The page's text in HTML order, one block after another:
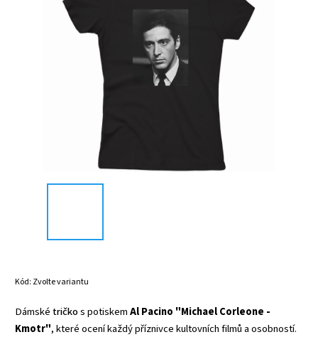
Kód: Zvolte variantu
Dámské tričkos potiskemAl Pacino "Michael Corleone -
Kmotr", které ocení každý příznivce kultovních filmů a osobností.